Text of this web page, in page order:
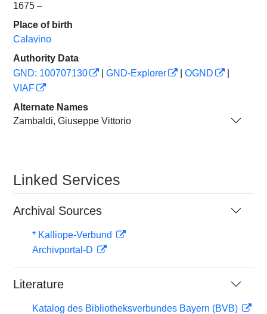
1675 –
Place of birth
Calavino
Authority Data
GND: 100707130
GND-Explorer OGND
VIAF
Alternate Names
Zambaldi, Giuseppe Vittorio
Linked Services
Archival Sources
* Kalliope-Verbund
Archivportal-D
Literature
Katalog des Bibliotheksverbundes Bayern (BVB)